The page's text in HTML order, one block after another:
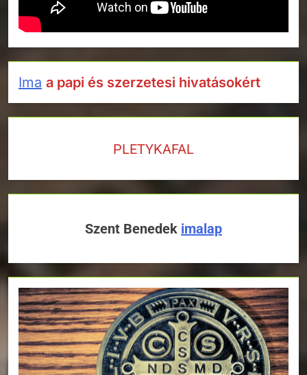
Ima a papi és szerzetesi hivatásokért
PLETYKAFAL
Szent Benedek imalap